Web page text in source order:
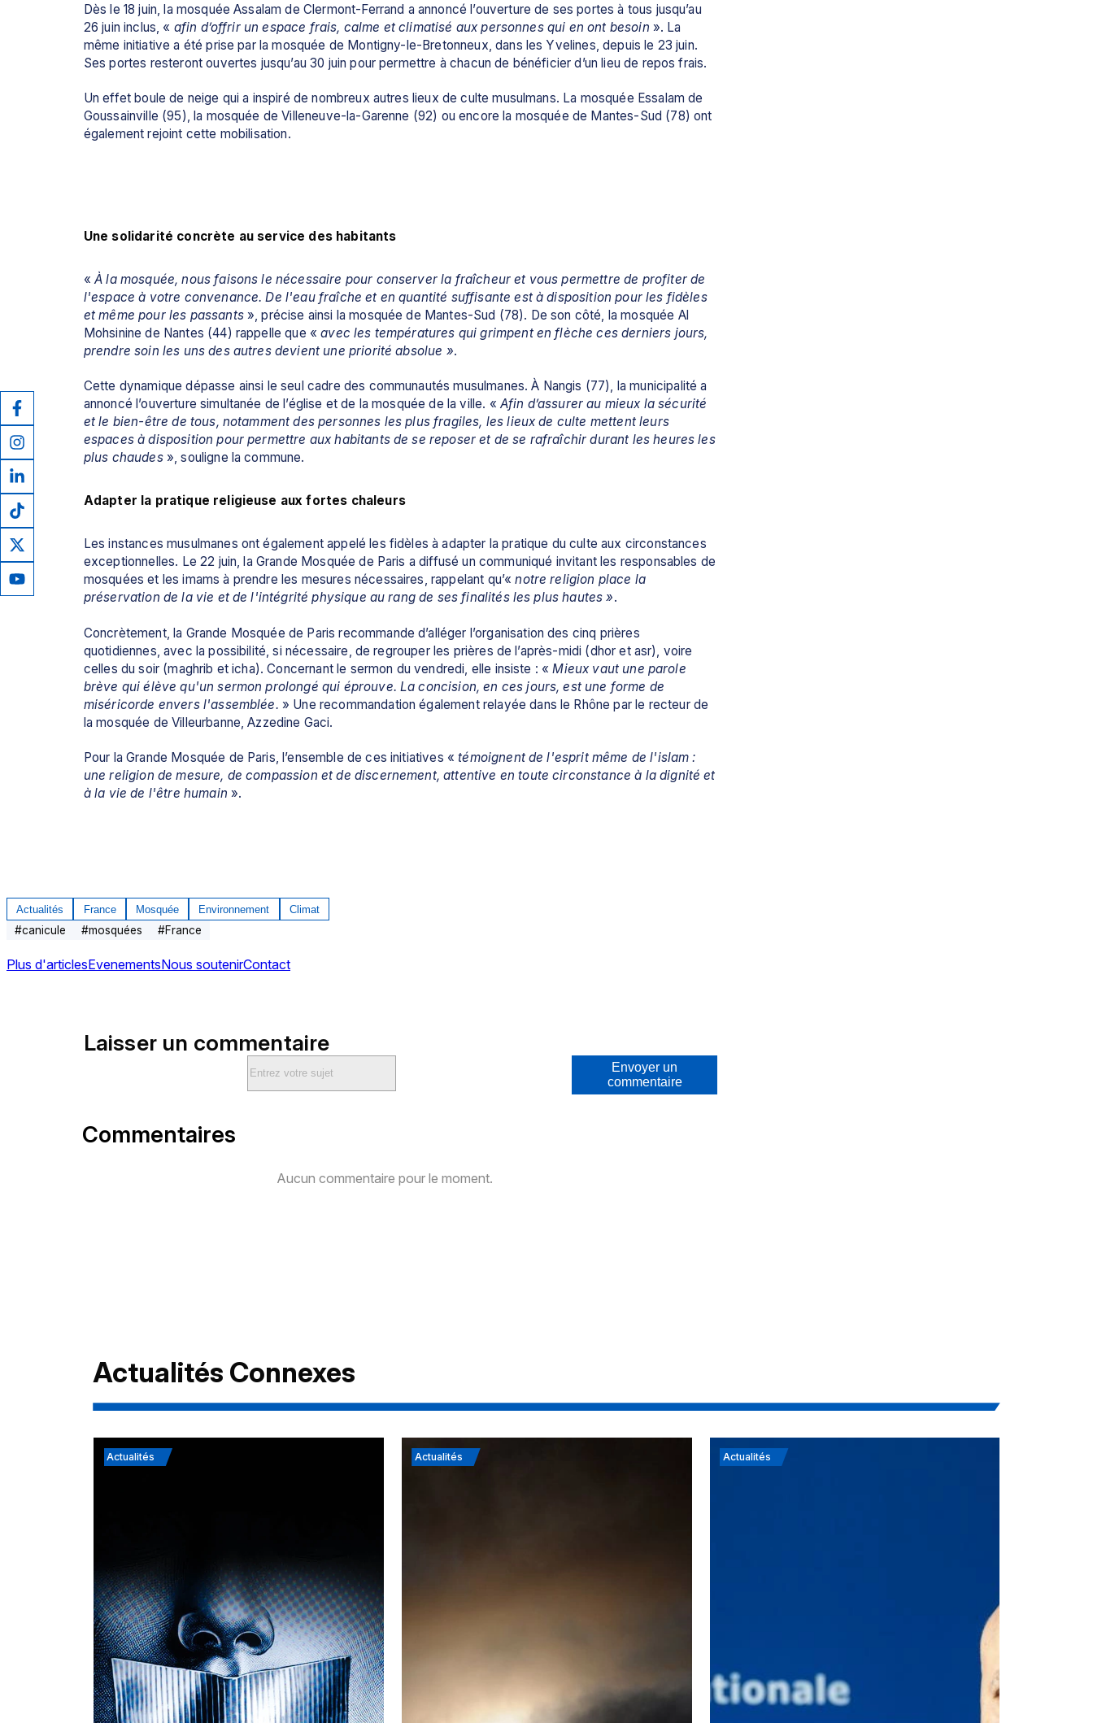
Dès le 18 juin, la mosquée Assalam de Clermont-Ferrand a annoncé l’ouverture de ses portes à tous jusqu’au
26 juin inclus, « afin d’offrir un espace frais, calme et climatisé aux personnes qui en ont besoin ». La
même initiative a été prise par la mosquée de Montigny-le-Bretonneux, dans les Yvelines, depuis le 23 juin.
Ses portes resteront ouvertes jusqu’au 30 juin pour permettre à chacun de bénéficier d’un lieu de repos frais.
Un effet boule de neige qui a inspiré de nombreux autres lieux de culte musulmans. La mosquée Essalam de
Goussainville (95), la mosquée de Villeneuve-la-Garenne (92) ou encore la mosquée de Mantes-Sud (78) ont
également rejoint cette mobilisation.
Une solidarité concrète au service des habitants
« À la mosquée, nous faisons le nécessaire pour conserver la fraîcheur et vous permettre de profiter de
l'espace à votre convenance. De l'eau fraîche et en quantité suffisante est à disposition pour les fidèles
et même pour les passants », précise ainsi la mosquée de Mantes-Sud (78). De son côté, la mosquée Al
Mohsinine de Nantes (44) rappelle que « avec les températures qui grimpent en flèche ces derniers jours,
prendre soin les uns des autres devient une priorité absolue ».
Cette dynamique dépasse ainsi le seul cadre des communautés musulmanes. À Nangis (77), la municipalité a
annoncé l’ouverture simultanée de l’église et de la mosquée de la ville. « Afin d’assurer au mieux la sécurité
et le bien-être de tous, notamment des personnes les plus fragiles, les lieux de culte mettent leurs
espaces à disposition pour permettre aux habitants de se reposer et de se rafraîchir durant les heures les
plus chaudes », souligne la commune.
Adapter la pratique religieuse aux fortes chaleurs
Les instances musulmanes ont également appelé les fidèles à adapter la pratique du culte aux circonstances
exceptionnelles. Le 22 juin, la Grande Mosquée de Paris a diffusé un communiqué invitant les responsables de
mosquées et les imams à prendre les mesures nécessaires, rappelant qu’« notre religion place la
préservation de la vie et de l'intégrité physique au rang de ses finalités les plus hautes ».
Concrètement, la Grande Mosquée de Paris recommande d’alléger l’organisation des cinq prières
quotidiennes, avec la possibilité, si nécessaire, de regrouper les prières de l’après-midi (dhor et asr), voire
celles du soir (maghrib et icha). Concernant le sermon du vendredi, elle insiste : « Mieux vaut une parole
brève qui élève qu'un sermon prolongé qui éprouve. La concision, en ces jours, est une forme de
miséricorde envers l'assemblée. » Une recommandation également relayée dans le Rhône par le recteur de
la mosquée de Villeurbanne, Azzedine Gaci.
Pour la Grande Mosquée de Paris, l’ensemble de ces initiatives « témoignent de l'esprit même de l'islam :
une religion de mesure, de compassion et de discernement, attentive en toute circonstance à la dignité et
à la vie de l'être humain ».
Actualités France Mosquée Environnement Climat
#canicule #mosquées #France
Plus d'articlesEvenementsNous soutenirContact
Laisser un commentaire
Envoyer un
commentaire
Commentaires
Aucun commentaire pour le moment.
Actualités Connexes
Actualités Actualités Actualités